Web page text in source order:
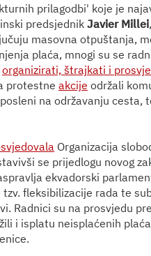
prilagodbi' koje je
predsjednik Javier Millei
masovna otpuštanja,
plaća, mnogi su se
organizirati, štrajkati i
protestne akcije održali
na održavanju cesta,
Organizacija
se prijedlogu novog
ekvadorski
fleksibilizacije rada te
Radnici su na prosvjedu
i isplatu neisplaćenih